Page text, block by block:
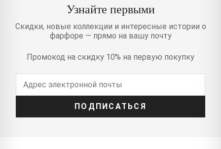
Узнайте первыми
Скидки, новые коллекции и интересные истории о
фарфоре — прямо на вашу почту
Промокод на скидку 10% на первую покупку
ПОДПИСАТЬСЯ